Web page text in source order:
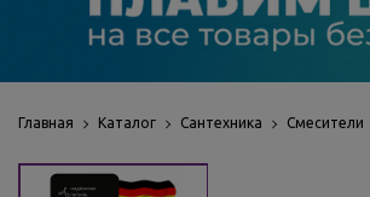
Аксессуары для ванной
Отопление
Главная Каталог Сантехника Смесители